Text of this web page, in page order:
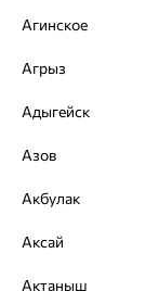
Агинское
Агрыз
Адыгейск
Азов
Акбулак
Аксай
Актаныш